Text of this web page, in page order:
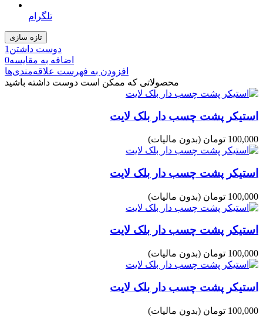
تلگرام
دوست داشتن 1
اضافه به مقایسه0
افزودن به فهرست علاقه‌مندی‌ها
محصولاتی که ممکن است دوست داشته باشید
استیکر پشت چسب دار بلک لایت
100,000 تومان (بدون مالیات)
استیکر پشت چسب دار بلک لایت
100,000 تومان (بدون مالیات)
استیکر پشت چسب دار بلک لایت
100,000 تومان (بدون مالیات)
استیکر پشت چسب دار بلک لایت
100,000 تومان (بدون مالیات)